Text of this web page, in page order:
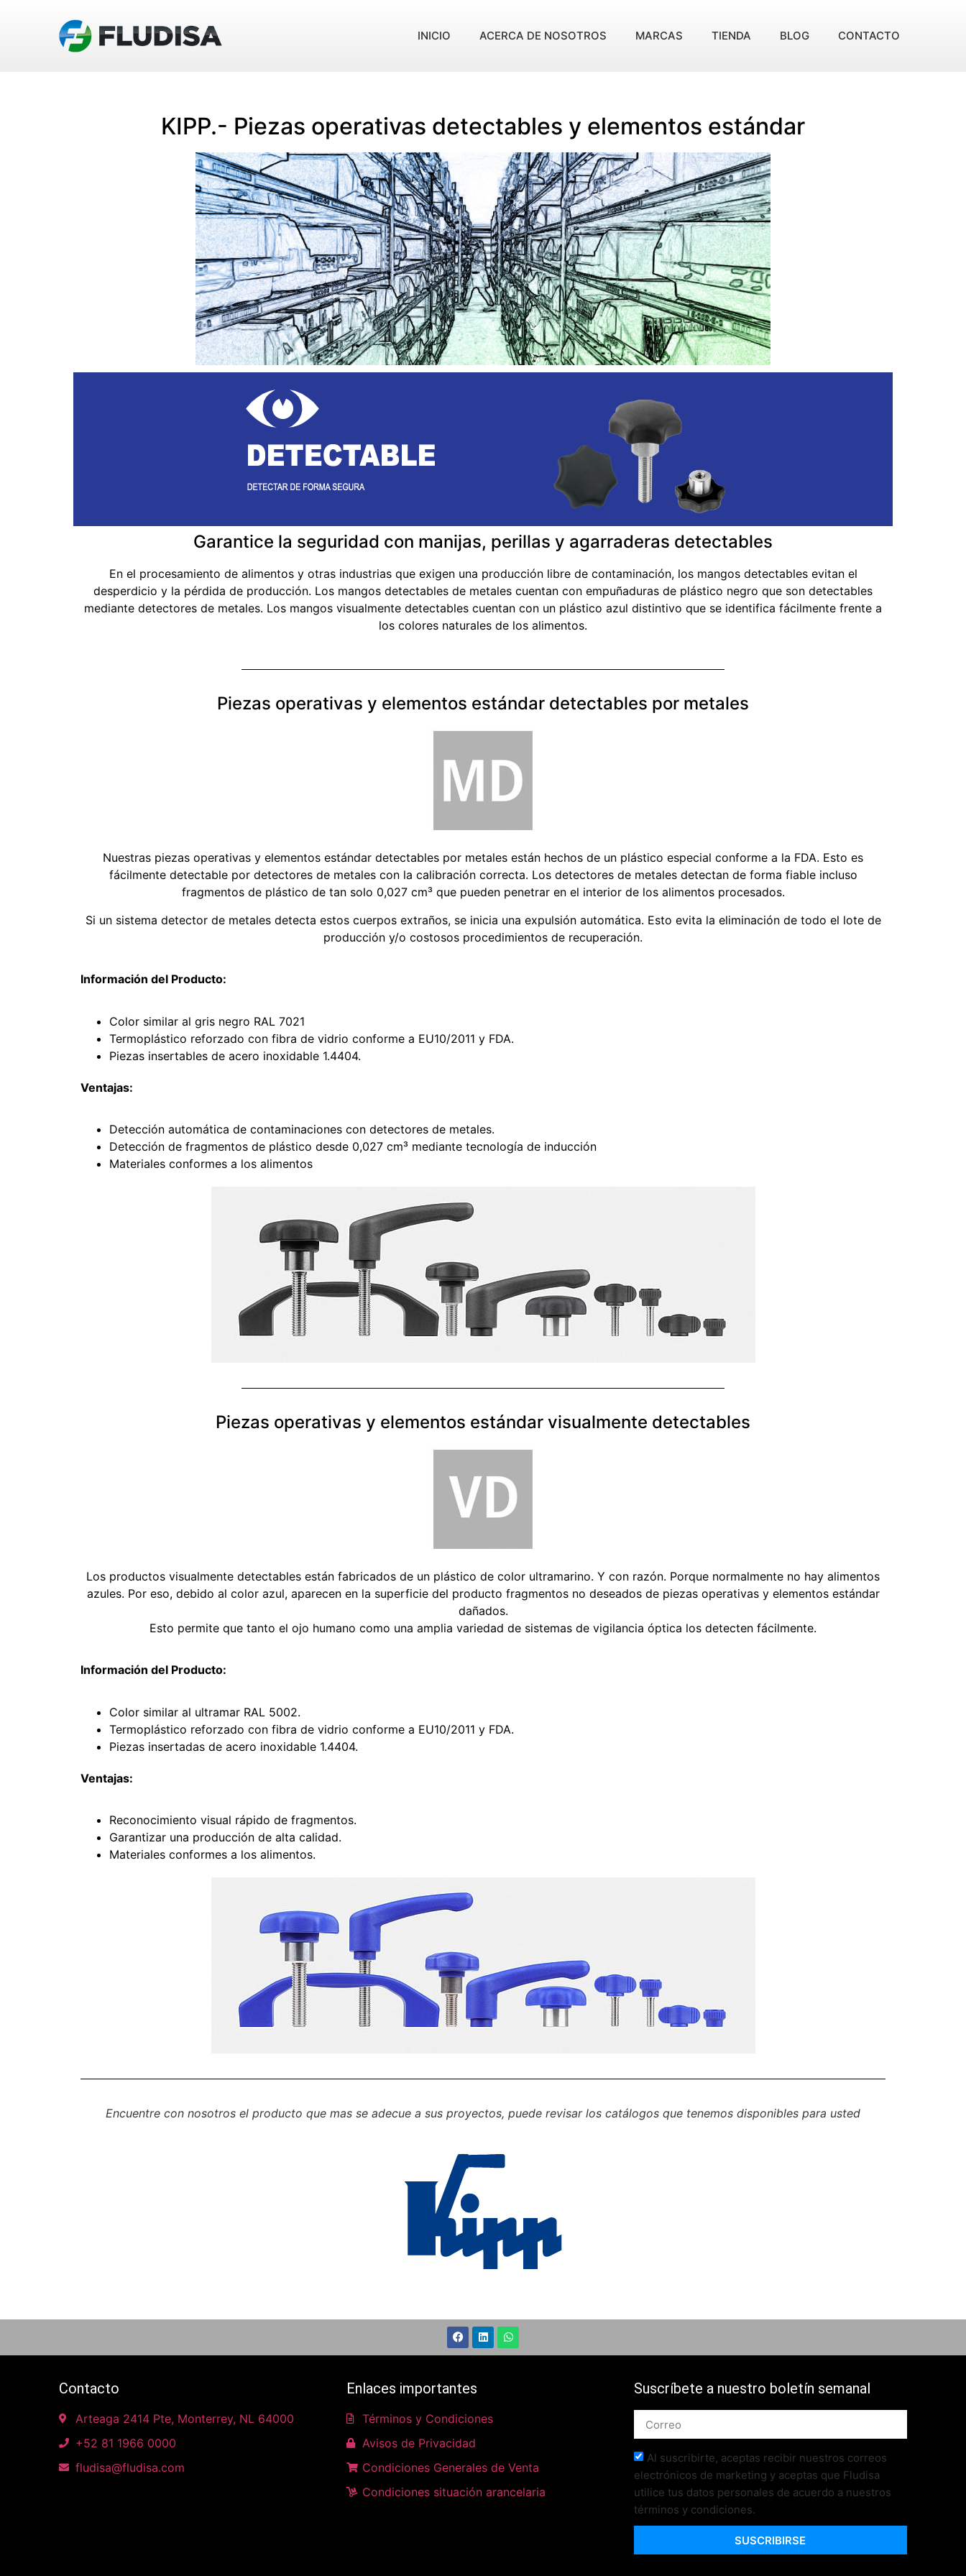
INICIO ACERCA DE NOSOTROS MARCAS TIENDA BLOG CONTACTO
KIPP.- Piezas operativas detectables y elementos estándar
Garantice la seguridad con manijas, perillas y agarraderas detectables
En el procesamiento de alimentos y otras industrias que exigen una producción libre de contaminación, los mangos detectables evitan el
desperdicio y la pérdida de producción. Los mangos detectables de metales cuentan con empuñaduras de plástico negro que son detectables
mediante detectores de metales. Los mangos visualmente detectables cuentan con un plástico azul distintivo que se identifica fácilmente frente a
los colores naturales de los alimentos.
Piezas operativas y elementos estándar detectables por metales
Nuestras piezas operativas y elementos estándar detectables por metales están hechos de un plástico especial conforme a la FDA. Esto es
fácilmente detectable por detectores de metales con la calibración correcta. Los detectores de metales detectan de forma fiable incluso
fragmentos de plástico de tan solo 0,027 cm³ que pueden penetrar en el interior de los alimentos procesados.
Si un sistema detector de metales detecta estos cuerpos extraños, se inicia una expulsión automática. Esto evita la eliminación de todo el lote de
producción y/o costosos procedimientos de recuperación.
Información del Producto:
Color similar al gris negro RAL 7021
Termoplástico reforzado con fibra de vidrio conforme a EU10/2011 y FDA.
Piezas insertables de acero inoxidable 1.4404.
Ventajas:
Detección automática de contaminaciones con detectores de metales.
Detección de fragmentos de plástico desde 0,027 cm³ mediante tecnología de inducción
Materiales conformes a los alimentos
Piezas operativas y elementos estándar visualmente detectables
Los productos visualmente detectables están fabricados de un plástico de color ultramarino. Y con razón. Porque normalmente no hay alimentos
azules. Por eso, debido al color azul, aparecen en la superficie del producto fragmentos no deseados de piezas operativas y elementos estándar
dañados.
Esto permite que tanto el ojo humano como una amplia variedad de sistemas de vigilancia óptica los detecten fácilmente.
Información del Producto:
Color similar al ultramar RAL 5002.
Termoplástico reforzado con fibra de vidrio conforme a EU10/2011 y FDA.
Piezas insertadas de acero inoxidable 1.4404.
Ventajas:
Reconocimiento visual rápido de fragmentos.
Garantizar una producción de alta calidad.
Materiales conformes a los alimentos.
Encuentre con nosotros el producto que mas se adecue a sus proyectos, puede revisar los catálogos que tenemos disponibles para usted
Contacto
Arteaga 2414 Pte, Monterrey, NL 64000
+52 81 1966 0000
fludisa@fludisa.com
Enlaces importantes
Términos y Condiciones
Avisos de Privacidad
Condiciones Generales de Venta
Condiciones situación arancelaria
Suscríbete a nuestro boletín semanal
Al suscribirte, aceptas recibir nuestros correos
electrónicos de marketing y aceptas que Fludisa
utilice tus datos personales de acuerdo a nuestros
términos y condiciones.
SUSCRIBIRSE